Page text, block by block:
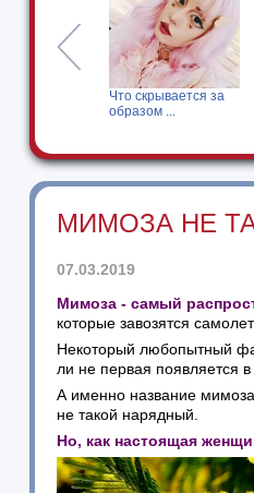
Что скрывается за
образом ...
МИМОЗА НЕ
07.03.2019
Мимоза - самый
которые завозятся
Некоторый любопытный
ли не первая появляется
А именно название
не такой нарядный.
Но, как настоящая